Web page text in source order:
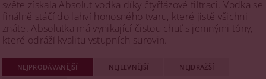
světe získala Absolut vodka díky čtyřfázové filtraci. Vodka se
finálně stáčí do lahví honosného tvaru, které jistě všichni
znáte. Absolutka má vynikající čistou chuť s jemnými tóny,
které odráží kvalitu vstupních surovin.
NEJPRODÁVANĚJŠÍ NEJLEVNĚJŠÍ NEJDRAŽŠÍ